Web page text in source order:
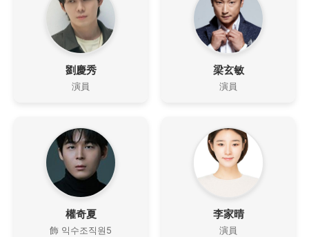
劉慶秀
演員
梁玄敏
演員
權奇夏
飾 익수조직원5
李家晴
演員